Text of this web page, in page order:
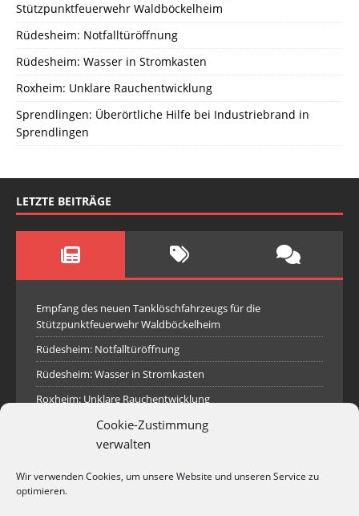
Cookie-Zustimmung
verwalten
Wir verwenden Cookies, um unsere Website und unseren Service zu
optimieren.
Stützpunktfeuerwehr Waldböckelheim
Rüdesheim: Notfalltüröffnung
Rüdesheim: Wasser in Stromkasten
Roxheim: Unklare Rauchentwicklung
Sprendlingen: Überörtliche Hilfe bei Industriebrand in
Sprendlingen
LETZTE BEITRÄGE
Empfang des neuen Tanklöschfahrzeugs für die
Stützpunktfeuerwehr Waldböckelheim
Rüdesheim: Notfalltüröffnung
Rüdesheim: Wasser in Stromkasten
Roxheim: Unklare Rauchentwicklung
Sprendlingen: Überörtliche Hilfe bei Industriebrand in
Sprendlingen
Rüdesheim: Aufgerissener Dieseltank